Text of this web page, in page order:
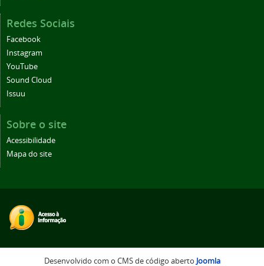
Redes Sociais
Facebook
Instagram
YouTube
Sound Cloud
Issuu
Sobre o site
Acessibilidade
Mapa do site
Desenvolvido com o CMS de código aberto Joomla